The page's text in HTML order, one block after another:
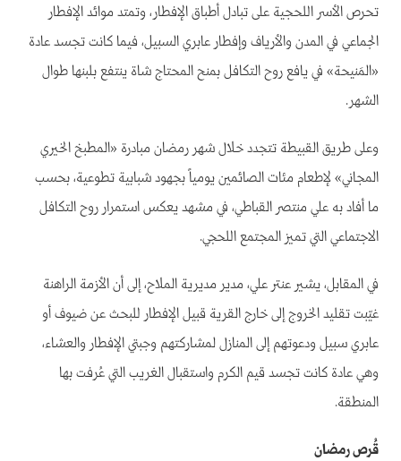
تحرص الأسر اللحجية على تبادل أطباق الإفطار، وتمتد موائد الإفطار
الجماعي في المدن والأرياف وإفطار عابري السبيل، فيما كانت تجسد عادة
«المَنيحة» في يافع روح التكافل بمنح المحتاج شاة ينتفع بلبنها طوال
الشهر.
وعلى طريق القبيطة تتجدد خلال شهر رمضان مبادرة «المطبخ الخيري
المجاني» لإطعام مئات الصائمين يومياً بجهود شبابية تطوعية، بحسب
ما أفاد به علي منتصر القباطي، في مشهد يعكس استمرار روح التكافل
الاجتماعي التي تميز المجتمع اللحجي.
في المقابل، يشير عنتر علي، مدير مديرية الملاح، إلى أن الأزمة الراهنة
غيّبت تقليد الخروج إلى خارج القرية قبيل الإفطار للبحث عن ضيوف أو
عابري سبيل ودعوتهم إلى المنازل لمشاركتهم وجبتي الإفطار والعشاء،
وهي عادة كانت تجسد قيم الكرم واستقبال الغريب التي عُرفت بها
المنطقة.
قُرص رمضان